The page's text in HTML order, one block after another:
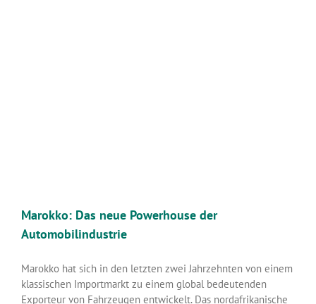
Marokko: Das neue Powerhouse der
Automobilindustrie
Marokko hat sich in den letzten zwei Jahrzehnten von einem
klassischen Importmarkt zu einem global bedeutenden
Exporteur von Fahrzeugen entwickelt. Das nordafrikanische